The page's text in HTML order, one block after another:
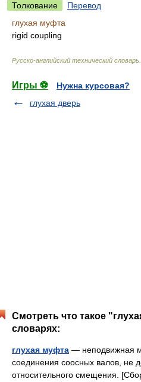
Толкование
Перевод
глухая муфта
rigid coupling
Русско-английский технический словарь
Игры ⚽
Нужна курсовая?
глухая дверь
Смотреть что такое
словарях:
глухая муфта — неподвижная
соединения соосных валов, не
относительного смещения.